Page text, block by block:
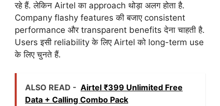
रहे हैं. लेकिन Airtel का approach थोड़ा अलग होता है.
Company flashy features की बजाए consistent
performance और transparent benefits देना चाहती है.
Users इसी reliability के लिए Airtel को long-term use
के लिए चुनते हैं.
ALSO READ - Airtel ₹399 Unlimited Free
Data + Calling Combo Pack